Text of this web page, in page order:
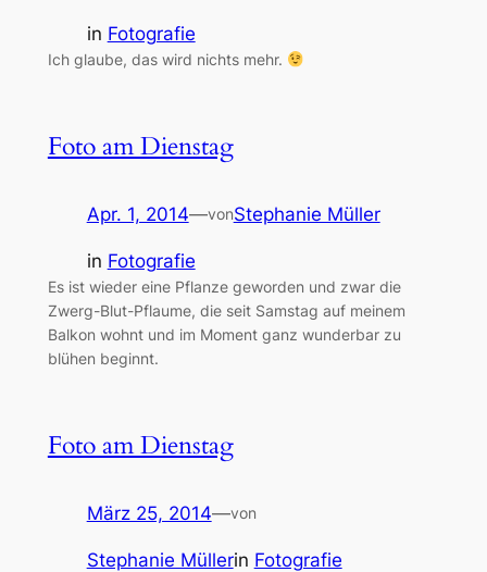
in Fotografie
Ich glaube, das wird nichts mehr.
Foto am Dienstag
Apr. 1, 2014—vonStephanie Müller
in Fotografie
Es ist wieder eine Pflanze geworden und zwar die
Zwerg-Blut-Pflaume, die seit Samstag auf meinem
Balkon wohnt und im Moment ganz wunderbar zu
blühen beginnt.
Foto am Dienstag
März 25, 2014—von
Stephanie Müllerin Fotografie